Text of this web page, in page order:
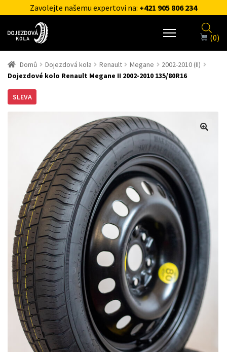
Zavolejte našemu expertovi na: +421 905 806 234
(0)
Domů Dojezdová kola Renault Megane
2002-2010 (II)
Dojezdové kolo Renault Megane II 2002-2010 135/80R16
SLEVA